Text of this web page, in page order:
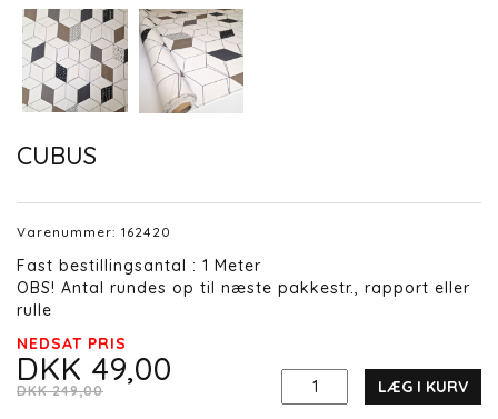
CUBUS
Varenummer: 162420
Fast bestillingsantal : 1 Meter
OBS! Antal rundes op til næste pakkestr., rapport eller
rulle
NEDSAT PRIS
DKK 49,00
DKK 249,00 LÆG I KURV